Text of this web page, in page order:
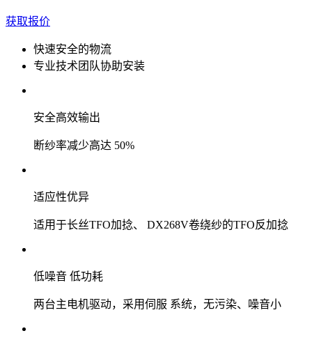
获取报价
快速安全的物流
专业技术团队协助安装
安全高效输出
断纱率减少高达 50%
适应性优异
适用于长丝TFO加捻、 DX268V卷绕纱的TFO反加捻
低噪音 低功耗
两台主电机驱动，采用伺服 系统，无污染、噪音小